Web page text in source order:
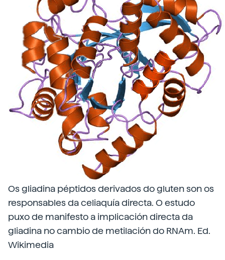
Os gliadina péptidos derivados do gluten son os
responsables da celiaquía directa. O estudo
puxo de manifesto a implicación directa da
gliadina no cambio de metilación do RNAm. Ed.
Wikimedia